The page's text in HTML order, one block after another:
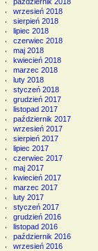
wrzesień 2018
sierpień 2018
lipiec 2018
czerwiec 2018
maj 2018
kwiecień 2018
marzec 2018
luty 2018
styczeń 2018
grudzień 2017
listopad 2017
październik 2017
wrzesień 2017
sierpień 2017
lipiec 2017
czerwiec 2017
maj 2017
kwiecień 2017
marzec 2017
luty 2017
styczeń 2017
grudzień 2016
listopad 2016
październik 2016
wrzesień 2016